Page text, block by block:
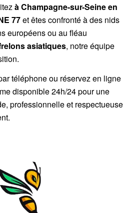
à Champagne-sur-Seineen
77et êtes confronté à des nids
européens ou au fléau
asiatiques, notre équipe
téléphoneou réservez en ligne
disponible 24h/24pour une
professionnelle et respectueuse